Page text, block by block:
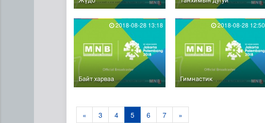
Байт харваа
2018-08-28 13:18
Гимнастик
2018-08-28 12:50
« 3 4 5 6 7 »